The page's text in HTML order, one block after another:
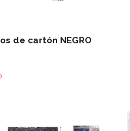
de cartón NEGRO